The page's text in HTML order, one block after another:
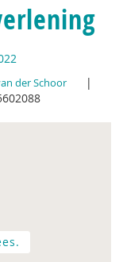
der Schoor
|